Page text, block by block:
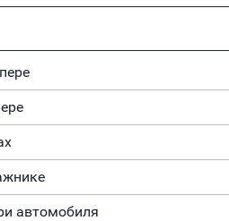
автомобиля